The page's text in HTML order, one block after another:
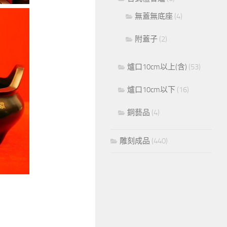
無蓋無底座 (4)
附蓋子 (2)
爐口10cm以上(含) (53)
爐口10cm以下 (16)
銅藝品 (4)
雕刻成品 (440)